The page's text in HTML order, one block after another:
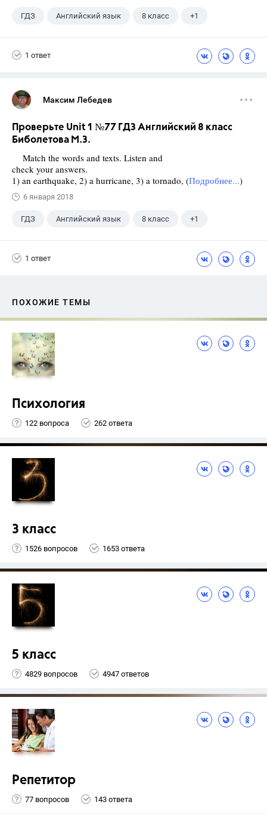
ГДЗ Английский язык 8 класс +1
1 ответ
Максим Лебедев
Проверьте Unit 1 №77 ГДЗ Английский 8 класс
Биболетова М.З.
Match the words and texts. Listen and
check your answers.
1) an earthquake, 2) a hurricane, 3) a tornado, (Подробнее...)
6 января 2018
ГДЗ Английский язык 8 класс +1
1 ответ
ПОХОЖИЕ ТЕМЫ
Психология
122 вопроса 262 ответа
3 класс
1526 вопросов 1653 ответа
5 класс
4829 вопросов 4947 ответов
Репетитор
77 вопросов 143 ответа